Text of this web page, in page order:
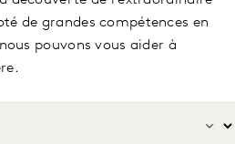
de grandes compétences en
pouvons vous aider à